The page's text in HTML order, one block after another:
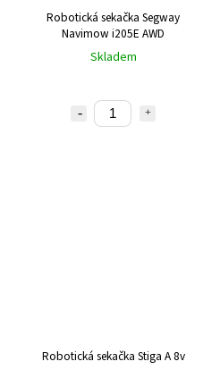
Robotická sekačka Segway
Navimow i205E AWD
Skladem
Robotická sekačka Stiga A 8v